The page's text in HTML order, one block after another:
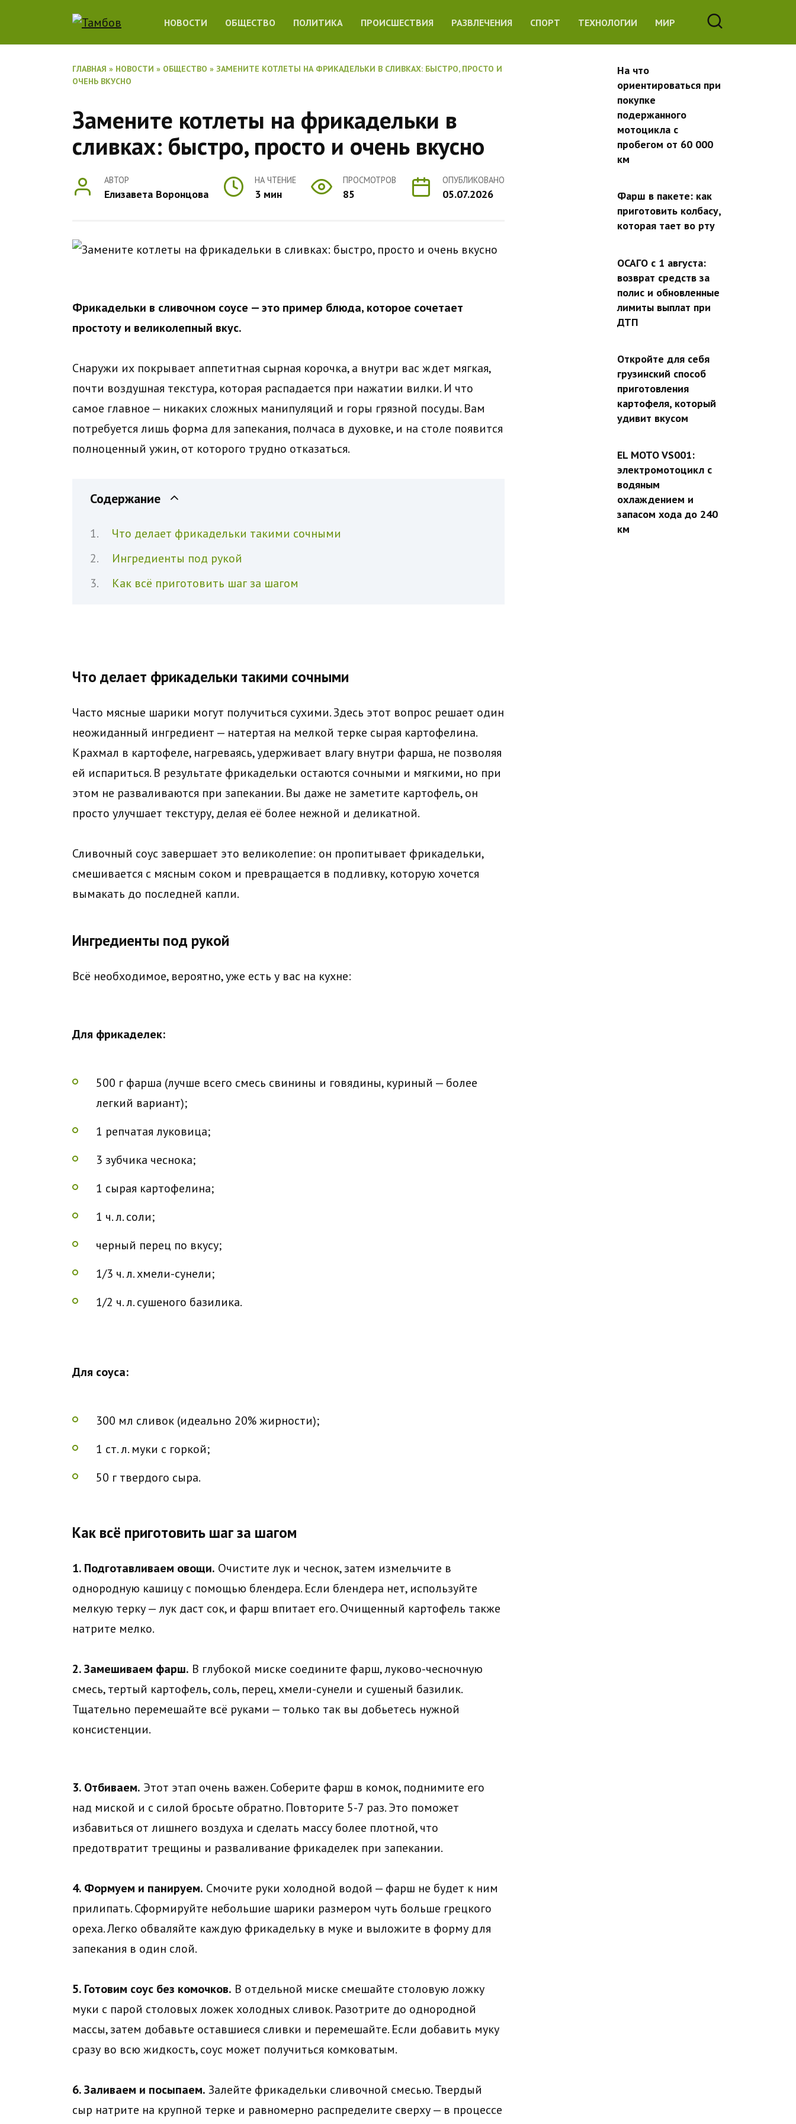
содержанию
НОВОСТИ ОБЩЕСТВО ПОЛИТИКА ПРОИСШЕСТВИЯ РАЗВЛЕЧЕНИЯ СПОРТ ТЕХНОЛОГИИ МИР
ГЛАВНАЯ » НОВОСТИ » ОБЩЕСТВО » ЗАМЕНИТЕ КОТЛЕТЫ НА ФРИКАДЕЛЬКИ В СЛИВКАХ: БЫСТРО, ПРОСТО И
ОЧЕНЬ ВКУСНО
Замените котлеты на фрикадельки в
сливках: быстро, просто и очень вкусно
АВТОР
Елизавета Воронцова
НА ЧТЕНИЕ
3 мин
ПРОСМОТРОВ
85
ОПУБЛИКОВАНО
05.07.2026
Фрикадельки в сливочном соусе — это пример блюда, которое сочетает
простоту и великолепный вкус.
Снаружи их покрывает аппетитная сырная корочка, а внутри вас ждет мягкая,
почти воздушная текстура, которая распадается при нажатии вилки. И что
самое главное — никаких сложных манипуляций и горы грязной посуды. Вам
потребуется лишь форма для запекания, полчаса в духовке, и на столе появится
полноценный ужин, от которого трудно отказаться.
Содержание
Что делает фрикадельки такими сочными
Ингредиенты под рукой
Как всё приготовить шаг за шагом
Что делает фрикадельки такими сочными
Часто мясные шарики могут получиться сухими. Здесь этот вопрос решает один
неожиданный ингредиент — натертая на мелкой терке сырая картофелина.
Крахмал в картофеле, нагреваясь, удерживает влагу внутри фарша, не позволяя
ей испариться. В результате фрикадельки остаются сочными и мягкими, но при
этом не разваливаются при запекании. Вы даже не заметите картофель, он
просто улучшает текстуру, делая её более нежной и деликатной.
Сливочный соус завершает это великолепие: он пропитывает фрикадельки,
смешивается с мясным соком и превращается в подливку, которую хочется
вымакать до последней капли.
Ингредиенты под рукой
Всё необходимое, вероятно, уже есть у вас на кухне:
Для фрикаделек:
500 г фарша (лучше всего смесь свинины и говядины, куриный — более
легкий вариант);
1 репчатая луковица;
3 зубчика чеснока;
1 сырая картофелина;
1 ч. л. соли;
черный перец по вкусу;
1/3 ч. л. хмели-сунели;
1/2 ч. л. сушеного базилика.
Для соуса:
300 мл сливок (идеально 20% жирности);
1 ст. л. муки с горкой;
50 г твердого сыра.
Как всё приготовить шаг за шагом
1. Подготавливаем овощи. Очистите лук и чеснок, затем измельчите в
однородную кашицу с помощью блендера. Если блендера нет, используйте
мелкую терку — лук даст сок, и фарш впитает его. Очищенный картофель также
натрите мелко.
2. Замешиваем фарш. В глубокой миске соедините фарш, луково-чесночную
смесь, тертый картофель, соль, перец, хмели-сунели и сушеный базилик.
Тщательно перемешайте всё руками — только так вы добьетесь нужной
консистенции.
3. Отбиваем. Этот этап очень важен. Соберите фарш в комок, поднимите его
над миской и с силой бросьте обратно. Повторите 5-7 раз. Это поможет
избавиться от лишнего воздуха и сделать массу более плотной, что
предотвратит трещины и разваливание фрикаделек при запекании.
4. Формуем и панируем. Смочите руки холодной водой — фарш не будет к ним
прилипать. Сформируйте небольшие шарики размером чуть больше грецкого
ореха. Легко обваляйте каждую фрикадельку в муке и выложите в форму для
запекания в один слой.
5. Готовим соус без комочков. В отдельной миске смешайте столовую ложку
муки с парой столовых ложек холодных сливок. Разотрите до однородной
массы, затем добавьте оставшиеся сливки и перемешайте. Если добавить муку
сразу во всю жидкость, соус может получиться комковатым.
6. Заливаем и посыпаем. Залейте фрикадельки сливочной смесью. Твердый
сыр натрите на крупной терке и равномерно распределите сверху — в процессе
На что
ориентироваться при
покупке
подержанного
мотоцикла с
пробегом от 60 000
км
Фарш в пакете: как
приготовить колбасу,
которая тает во рту
ОСАГО с 1 августа:
возврат средств за
полис и обновленные
лимиты выплат при
ДТП
Откройте для себя
грузинский способ
приготовления
картофеля, который
удивит вкусом
EL MOTO VS001:
электромотоцикл с
водяным
охлаждением и
запасом хода до 240
км